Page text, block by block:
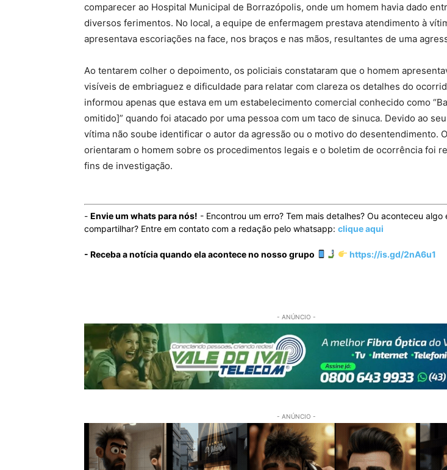
comparecer ao Hospital Municipal de Borrazópolis, onde um homem havia dado
diversos ferimentos. No local, a equipe de enfermagem prestava atendimento à
apresentava escoriações na face, nos braços e nas mãos, resultantes de uma
Ao tentarem colher o depoimento, os policiais constataram que o homem
visíveis de embriaguez e dificuldade para relatar com clareza os detalhes do
informou apenas que estava em um estabelecimento comercial conhecido como
omitido]” quando foi atacado por uma pessoa com um taco de sinuca. Devido ao
vítima não soube identificar o autor da agressão ou o motivo do desentendimento.
orientaram o homem sobre os procedimentos legais e o boletim de ocorrência foi
fins de investigação.
- Envie um whats para nós! - Encontrou um erro? Tem mais detalhes? Ou aconteceu algo
compartilhar? Entre em contato com a redação pelo whatsapp: clique aqui
- Receba a notícia quando ela acontece no nosso grupo https://is.gd/2nA6u1
- ANÚNCIO -
- ANÚNCIO -